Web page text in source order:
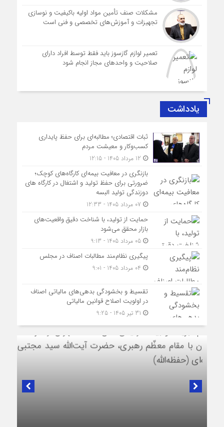
مشکلات صنف تأمین مواد اولیه باکیفیت و نوسازی
تجهیزات و آموزش‌های تخصصی و فنی است
تعمیر لوازم گازسوز باید فقط توسط افراد دارای
صلاحیت و واحدهای مجاز انجام شود
یادداشت
ثبات اقتصادی؛ مطالبه‌ای برای حفظ پایداری
کسب‌وکار و معیشت مردم
بازنگری در معافیت بیمه‌ای کارگاه‌های کوچک؛
ضرورتی برای حفظ تولید و اشتغال در کارگاه های
دوزندگی تولید البسه
حمایت از تولید، با شناخت دقیق واقعیت‌های
بازار محقق می‌شود
05 مرداد 1405 - 9:13
پیگیری نظام‌مند مطالبات اصناف در مجلس
تقسیط و بخشودگی بدهی‌های مالیاتی اصناف
در اولویت اصلاح قوانین مالیاتی
در لبیک به تصمیم سرنوشت‌ساز مجلس خبرگان رهبری؛